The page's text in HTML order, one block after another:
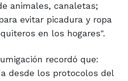
animales, canaletas;
evitar picadura y ropa
en los hogares".
recordó que:
desde los protocolos del